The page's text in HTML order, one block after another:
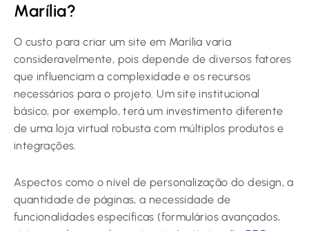
Marília?
O custo para criar um site em Marília varia
consideravelmente, pois depende de diversos fatores
que influenciam a complexidade e os recursos
necessários para o projeto. Um site institucional
básico, por exemplo, terá um investimento diferente
de uma loja virtual robusta com múltiplos produtos e
integrações.
Aspectos como o nível de personalização do design, a
quantidade de páginas, a necessidade de
funcionalidades específicas (formulários avançados,